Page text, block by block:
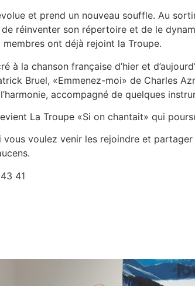
et prend un nouveau souffle. Au
réinventer son répertoire et de le
ont déjà rejoint la Troupe.
à la chanson française d’hier et
Bruel, «Emmenez-moi» de Charles
accompagné de quelques
La Troupe «Si on chantait» qui
voulez venir les rejoindre et
41